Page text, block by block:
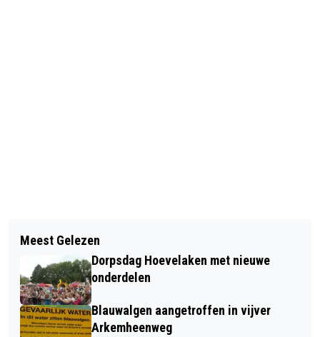
SPARTA VR1 NEEMT KNVBBEKER MEE
NAAR HUIS (VIDEO)
DE HOEVE WINT DRIE BEKERS OP
SCHOOLVOETBALTOERNOOI
Meest Gelezen
Dorpsdag Hoevelaken met nieuwe
onderdelen
Blauwalgen aangetroffen in vijver
Arkemheenweg